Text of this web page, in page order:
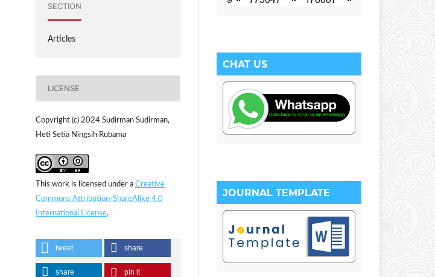
SECTION
Articles
LICENSE
Copyright (c) 2024 Sudirman Sudirman,
Heti Setia Ningsih Rubama
This work is licensed under a Creative
Commons Attribution-ShareAlike 4.0
International License.
tweet share
share pin it
CHAT US
JOURNAL TEMPLATE